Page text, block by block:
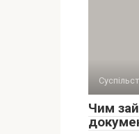
Чим